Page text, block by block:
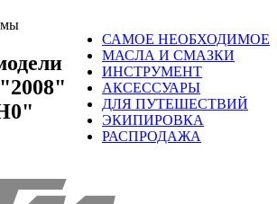
САМОЕ НЕОБХОДИМОЕ
МАСЛА И СМАЗКИ
ИНСТРУМЕНТ
АКСЕССУАРЫ
ДЛЯ ПУТЕШЕСТВИЙ
ЭКИПИРОВКА
РАСПРОДАЖА